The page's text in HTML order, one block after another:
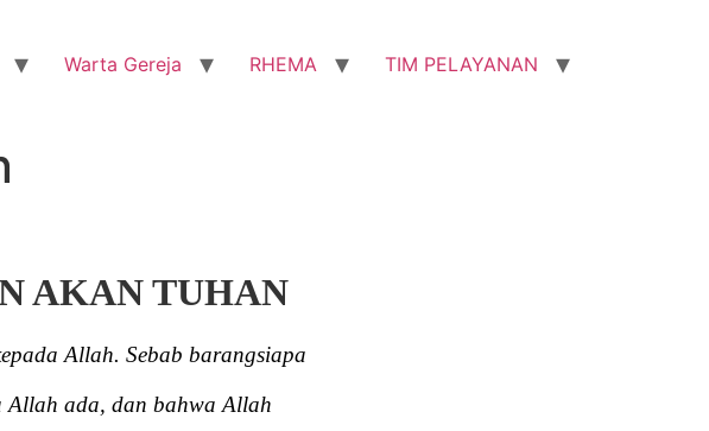
Warta Gereja RHEMA TIM PELAYANAN
AKAN TUHAN
Allah. Sebab barangsiapa
Allah ada, dan bahwa Allah